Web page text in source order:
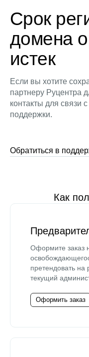
Срок
домена
истек
Если вы хотите
партнеру Руцентра
контакты для связи
поддержки.
Обратиться в
Как
Оформите заказ
претендовать
текущий
Оформить заказ